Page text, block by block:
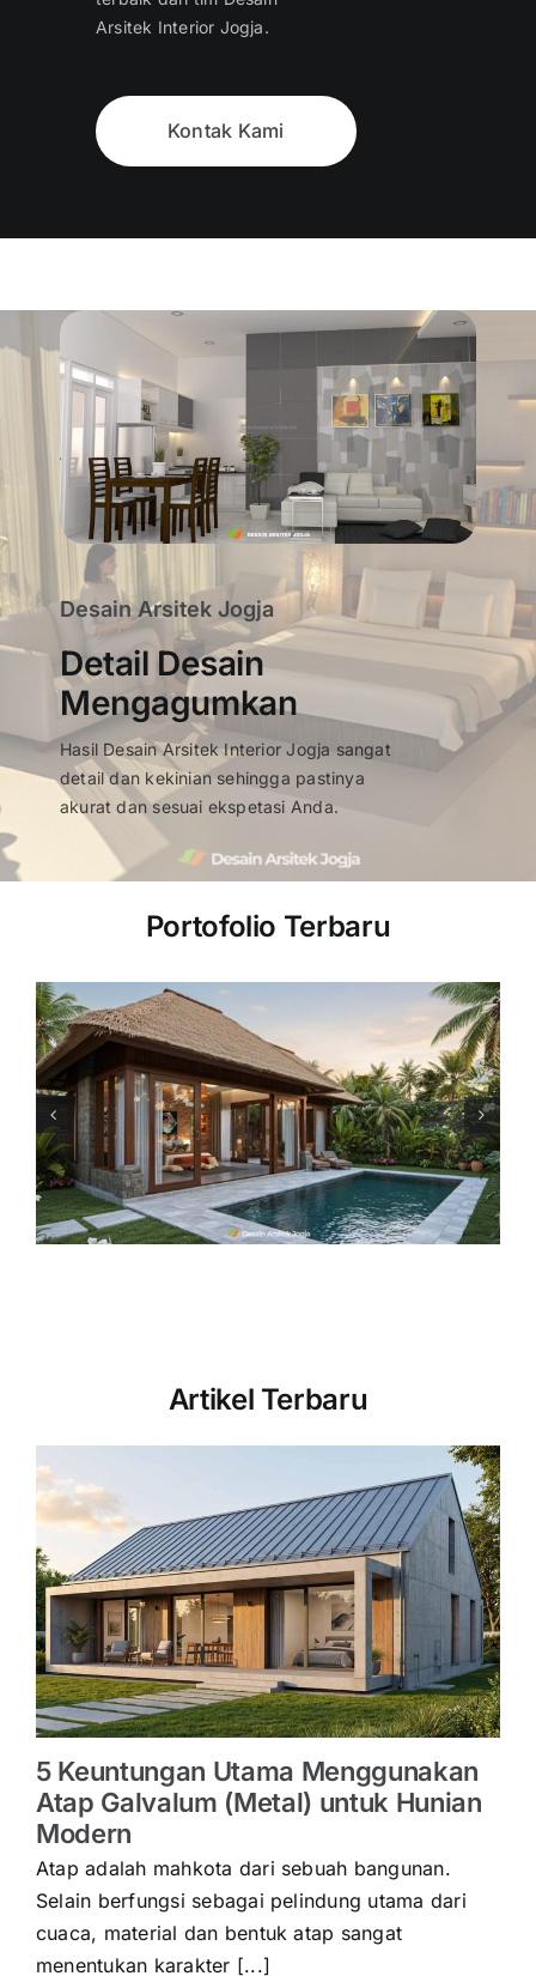
Arsitek Interior Jogja.
Kontak Kami
Desain Arsitek Jogja
Detail Desain
Mengagumkan
Hasil Desain Arsitek Interior Jogja sangat
detail dan kekinian sehingga pastinya
akurat dan sesuai ekspetasi Anda.
Portofolio Terbaru
Rumah Tropis Modern dengan
Sentuhan Vernakular: Simpel,
Fungsional, dan Kontekstual
Eksterior
Artikel Terbaru
5 Keuntungan Utama Menggunakan
Atap Galvalum (Metal) untuk Hunian
Modern
Atap adalah mahkota dari sebuah bangunan.
Selain berfungsi sebagai pelindung utama dari
cuaca, material dan bentuk atap sangat
menentukan karakter [...]